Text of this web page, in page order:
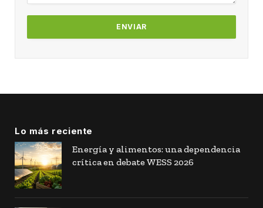
Lo más reciente
Energía y alimentos: una dependencia
crítica en debate WESS 2026